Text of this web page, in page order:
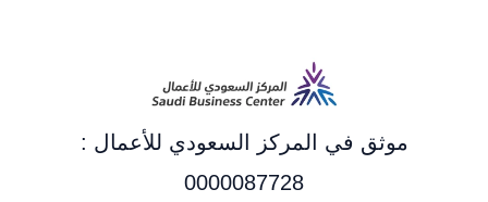
موثق في المركز السعودي للأعمال :
0000087728